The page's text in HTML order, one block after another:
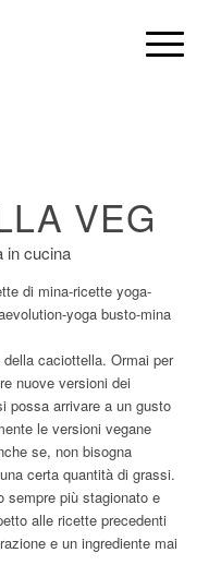
VEG
in cucina
caciottella. Ormai per
nuove versioni dei
possa arrivare a un gusto
le versioni vegane
se, non bisogna
certa quantità di grassi.
sempre più stagionato e
alle ricette precedenti
e un ingrediente mai